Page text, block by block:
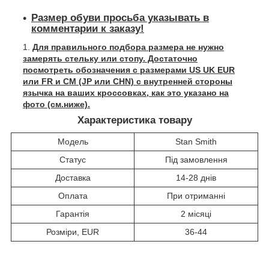
Размер обуви просьба указывать в
комментарии к заказу!
Для правильного подбора размера не нужно
замерять стельку или стопу. Достаточно
посмотреть обозначения с размерами US UK EUR
или FR и СМ (JP или CHN) с внутренней стороны
язычка на ваших кроссовках, как это указано на
фото (см.ниже).
Характеристика товару
Модель
Stan Smith
Статус
Під замовлення
Доставка
14-28 днів
Оплата
При отриманні
Гарантія
2 місяці
Розміри, EUR
36-44